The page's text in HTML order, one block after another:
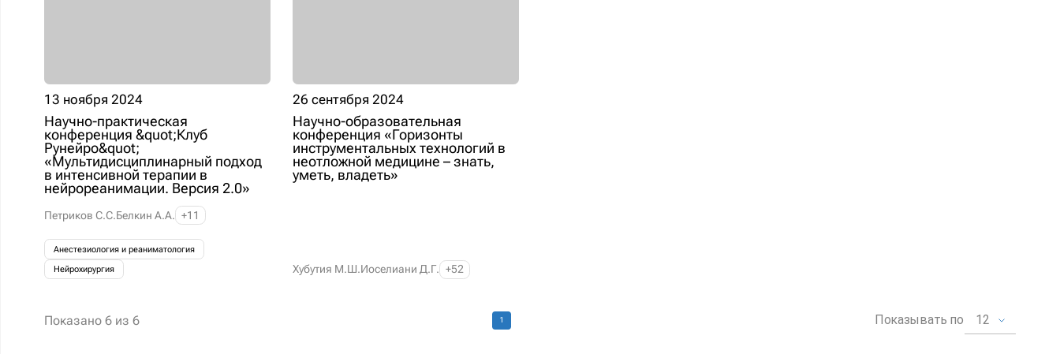
13 ноября 2024
Научно-практическая
конференция &quot;Клуб
Рунейро&quot;
«Мультидисциплинарный подход
в интенсивной терапии в
нейрореанимации. Версия 2.0»
Петриков С.С.Белкин А.А. +11
Анестезиология и реаниматология
Нейрохирургия
26 сентября 2024
Научно-образовательная
конференция «Горизонты
инструментальных технологий в
неотложной медицине – знать,
уметь, владеть»
Хубутия М.Ш.Иоселиани Д.Г. +52
Показано 6 из 6 1 Показывать по 12